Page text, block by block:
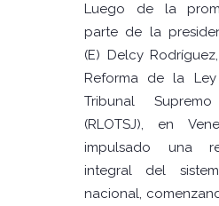
Luego de la
parte de la
(E) Delcy
Reforma de la
Tribunal
(RLOTSJ), en
impulsado una
integral del
nacional,